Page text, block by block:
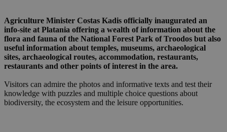
Agriculture Minister Costas Kadis officially inaugurated an
info-site at Platania offering a wealth of information about the
flora and fauna of the National Forest Park of Troodos but also
useful information about temples, museums, archaeological
sites, archaeological routes, accommodation, restaurants,
restaurants and other points of interest in the area.
Visitors can admire the photos and informative texts and test their
knowledge with puzzles and multiple choice questions about
biodiversity, the ecosystem and the leisure opportunities.